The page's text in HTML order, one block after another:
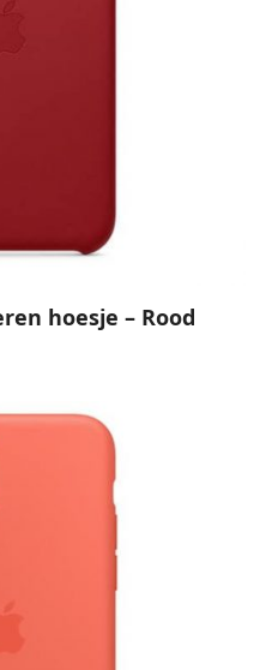
hoesje – Rood